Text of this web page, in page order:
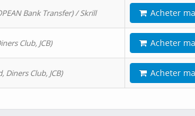
Bank Transfer) / Skrill Acheter
Club, JCB) Acheter
Club, JCB) Acheter